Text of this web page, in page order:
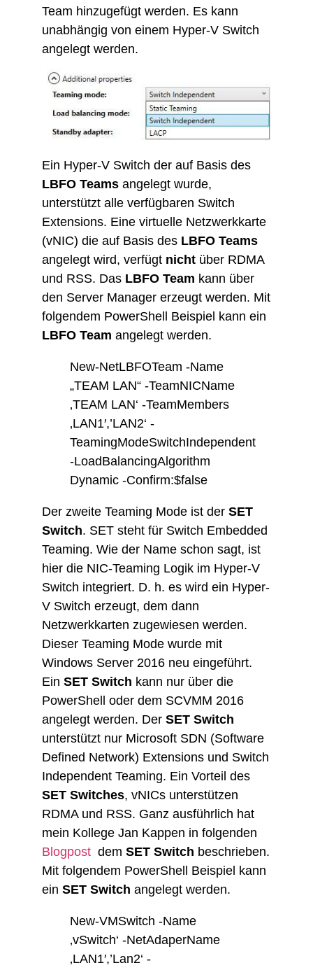
Team hinzugefügt werden. Es kann
unabhängig von einem Hyper-V Switch
angelegt werden.
Ein Hyper-V Switch der auf Basis des
LBFO Teams angelegt wurde,
unterstützt alle verfügbaren Switch
Extensions. Eine virtuelle Netzwerkkarte
(vNIC) die auf Basis des LBFO Teams
angelegt wird, verfügt nicht über RDMA
und RSS. Das LBFO Team kann über
den Server Manager erzeugt werden. Mit
folgendem PowerShell Beispiel kann ein
LBFO Team angelegt werden.
New-NetLBFOTeam -Name
„TEAM LAN“ -TeamNICName
‚TEAM LAN‘ -TeamMembers
‚LAN1′,’LAN2‘ -
TeamingModeSwitchIndependent
-LoadBalancingAlgorithm
Dynamic -Confirm:$false
Der zweite Teaming Mode ist der SET
Switch. SET steht für Switch Embedded
Teaming. Wie der Name schon sagt, ist
hier die NIC-Teaming Logik im Hyper-V
Switch integriert. D. h. es wird ein Hyper-
V Switch erzeugt, dem dann
Netzwerkkarten zugewiesen werden.
Dieser Teaming Mode wurde mit
Windows Server 2016 neu eingeführt.
Ein SET Switch kann nur über die
PowerShell oder dem SCVMM 2016
angelegt werden. Der SET Switch
unterstützt nur Microsoft SDN (Software
Defined Network) Extensions und Switch
Independent Teaming. Ein Vorteil des
SET Switches, vNICs unterstützen
RDMA und RSS. Ganz ausführlich hat
mein Kollege Jan Kappen in folgenden
Blogpost dem SET Switch beschrieben.
Mit folgendem PowerShell Beispiel kann
ein SET Switch angelegt werden.
New-VMSwitch -Name
‚vSwitch‘ -NetAdaperName
‚LAN1′,’Lan2‘ -